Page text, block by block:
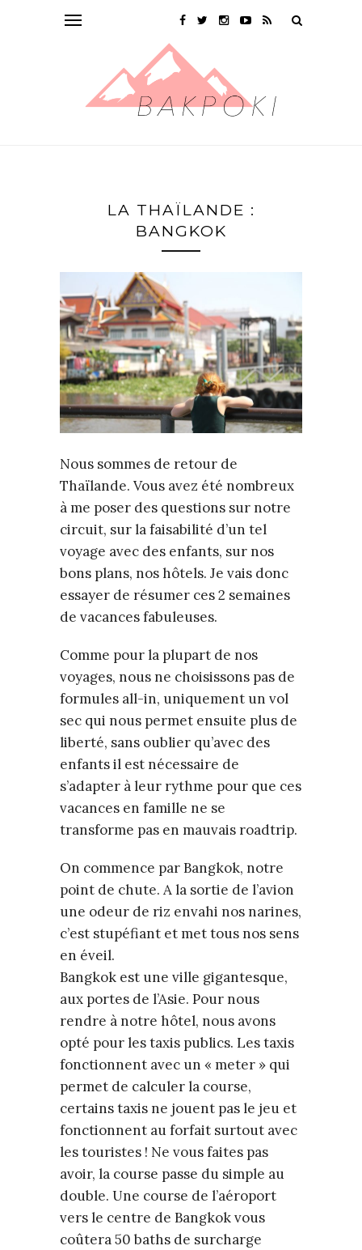
LA THAÏLANDE :
BANGKOK
Nous sommes de retour de
Thaïlande. Vous avez été nombreux
à me poser des questions sur notre
circuit, sur la faisabilité d’un tel
voyage avec des enfants, sur nos
bons plans, nos hôtels. Je vais donc
essayer de résumer ces 2 semaines
de vacances fabuleuses.
Comme pour la plupart de nos
voyages, nous ne choisissons pas de
formules all-in, uniquement un vol
sec qui nous permet ensuite plus de
liberté, sans oublier qu’avec des
enfants il est nécessaire de
s’adapter à leur rythme pour que ces
vacances en famille ne se
transforme pas en mauvais roadtrip.
On commence par Bangkok, notre
point de chute. A la sortie de l’avion
une odeur de riz envahi nos narines,
c’est stupéfiant et met tous nos sens
en éveil.
Bangkok est une ville gigantesque,
aux portes de l’Asie. Pour nous
rendre à notre hôtel, nous avons
opté pour les taxis publics. Les taxis
fonctionnent avec un « meter » qui
permet de calculer la course,
certains taxis ne jouent pas le jeu et
fonctionnent au forfait surtout avec
les touristes ! Ne vous faites pas
avoir, la course passe du simple au
double. Une course de l’aéroport
vers le centre de Bangkok vous
coûtera 50 baths de surcharge